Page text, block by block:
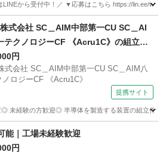
LINEから受付中！／ ▼応募はこちら https://lin.ee/
未経験式会社 SC＿AIM中部第一CU SC＿AI
テクノロジーCF 《Acru1C》の組立・
・試験・確認 【車通勤OK】
円
式会社 SC＿AIM中部第一CU SC＿AIM八
ロジーCF 《Acru1C》
提携サイト
未経験の方歓迎◎ 半導体を製造する装置の組立作
能｜工場未経験歓迎
円